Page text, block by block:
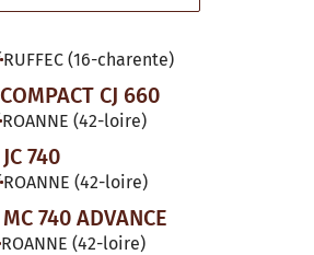
RUFFEC (16-charente)
CJ 660
ROANNE (42-loire)
740
ROANNE (42-loire)
740 ADVANCE
ROANNE (42-loire)